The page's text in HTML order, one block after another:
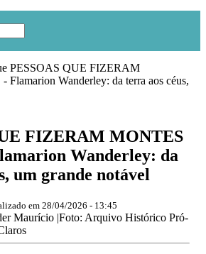
FIZERAM MONTES
Wanderley: da
um grande notável
em 28/04/2026 - 13:45
Maurício |Foto: Arquivo Histórico Pró-